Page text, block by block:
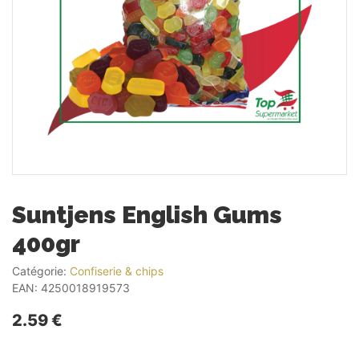
Suntjens English Gums
400gr
Catégorie: Confiserie & chips
EAN: 4250018919573
2.59 €